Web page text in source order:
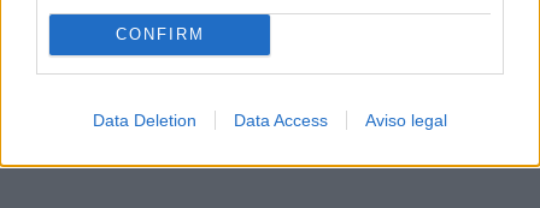
CONFIRM
Data Deletion Data Access Aviso legal